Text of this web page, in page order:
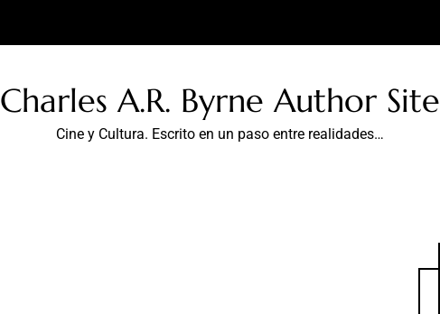
Charles A.R. Byrne Author Site
Cine y Cultura. Escrito en un paso entre realidades…